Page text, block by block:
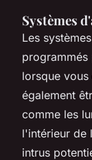
Systèmes
Les
lorsque
également
comme les
l'intérieur de
intrus